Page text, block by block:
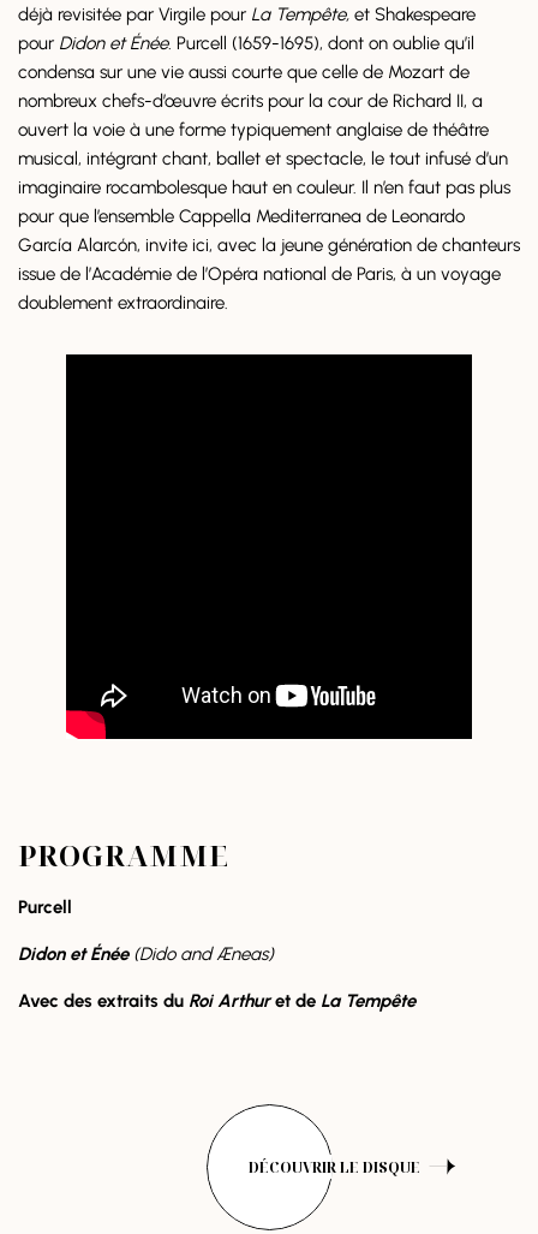
déjà revisitée par Virgile pour La Tempête, et Shakespeare
pour Didon et Énée. Purcell (1659-1695), dont on oublie qu’il
condensa sur une vie aussi courte que celle de Mozart de
nombreux chefs-d’œuvre écrits pour la cour de Richard II, a
ouvert la voie à une forme typiquement anglaise de théâtre
musical, intégrant chant, ballet et spectacle, le tout infusé d’un
imaginaire rocambolesque haut en couleur. Il n’en faut pas plus
pour que l’ensemble Cappella Mediterranea de Leonardo
García Alarcón, invite ici, avec la jeune génération de chanteurs
issue de l’Académie de l’Opéra national de Paris, à un voyage
doublement extraordinaire.
PROGRAMME
Purcell
Didon et Énée(Dido and Æneas)
Avec des extraits du Roi Arthuret de La Tempête
DÉCOUVRIR LE DISQUE